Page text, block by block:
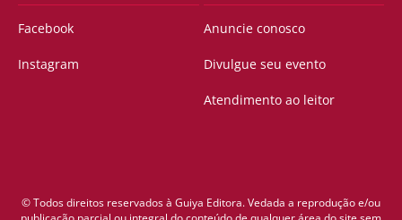
Facebook
Instagram
Anuncie conosco
Divulgue seu evento
Atendimento ao leitor
© Todos direitos reservados à Guiya Editora. Vedada a reprodução e/ou